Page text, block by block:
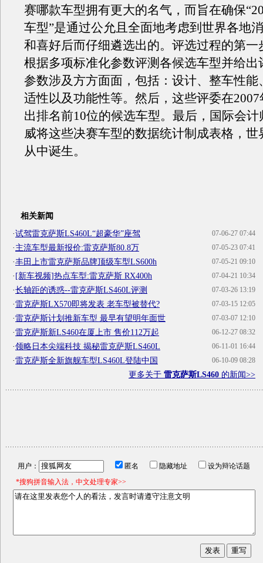
赛哪款车型拥有更大的名气，而旨在确保
车型”是通过公允且全面地考虑到世界各地
和喜好后而仔细遴选出的。评选过程的第一
根据多项标准化参数评测各候选车型并给
参数涉及方方面面，包括：设计、整车性能
适性以及功能性等。然后，这些评委在
出排名前10位的候选车型。最后，国际会
威将这些决赛车型的数据统计制成表格，世
从中诞生。
相关新闻
07-06-27 07:44
·试驾雷克萨斯LS460L“超豪华”座驾
07-05-23 07:41
·主流车型最新报价:雷克萨斯80.8万
07-05-21 09:10
·丰田上市雷克萨斯品牌顶级车型LS600h
07-04-21 10:34
·[新车视频]热点车型:雷克萨斯 RX400h
07-03-26 13:19
·长轴距的诱惑--雷克萨斯LS460L评测
07-03-15 12:05
·雷克萨斯LX570即将发表 老车型被替代?
07-03-07 12:10
·雷克萨斯计划推新车型 最早有望明年面世
06-12-27 08:32
·雷克萨斯新LS460在厦上市 售价112万起
06-11-01 16:44
·领略日本尖端科技 揭秘雷克萨斯LS460L
06-10-09 08:28
·雷克萨斯全新旗舰车型LS460L登陆中国
更多关于 雷克萨斯LS460 的新闻>>
用户： 匿名 隐藏地址
设为辩论话题
*搜狗拼音输入法，中文处理专家>>